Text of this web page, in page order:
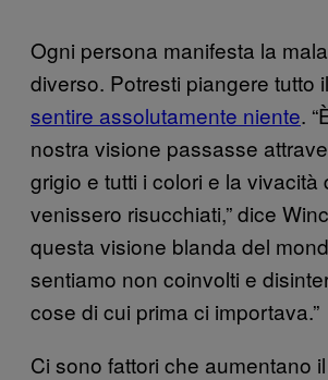
Ogni persona manifesta la
diverso. Potresti piangere tutto
sentire assolutamente niente.
nostra visione passasse
grigio e tutti i colori e la vivacità
venissero risucchiati,” dice
questa visione blanda del
sentiamo non coinvolti e
cose di cui prima ci importava.”
Ci sono fattori che aumentano